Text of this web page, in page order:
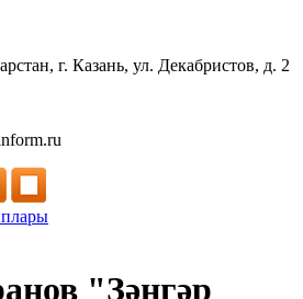
г. Казань, ул. Декабристов, д. 2
"Зәңгәр